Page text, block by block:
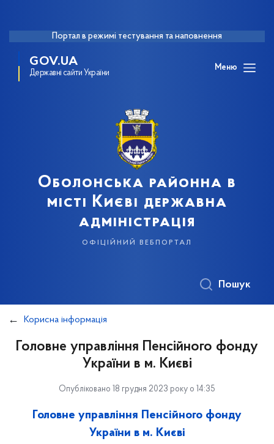
Портал в режимі тестування та наповнення
GOV.UA
Державні сайти України
Меню
Оболонська районна в
місті Києві державна
адміністрація
офіційний вебпортал
Пошук
Корисна інформація
Головне управління Пенсійного фонду
України в м. Києві
Опубліковано 18 грудня 2023 року о 14:35
Головне управління Пенсійного фонду
України в м. Києві